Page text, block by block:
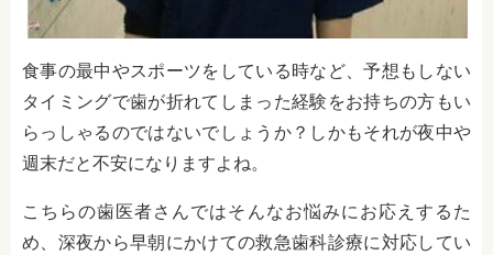
食事の最中やスポーツをしている時など、予想もしない
タイミングで歯が折れてしまった経験をお持ちの方もい
らっしゃるのではないでしょうか？しかもそれが夜中や
週末だと不安になりますよね。
こちらの歯医者さんではそんなお悩みにお応えするた
め、深夜から早朝にかけての救急歯科診療に対応してい